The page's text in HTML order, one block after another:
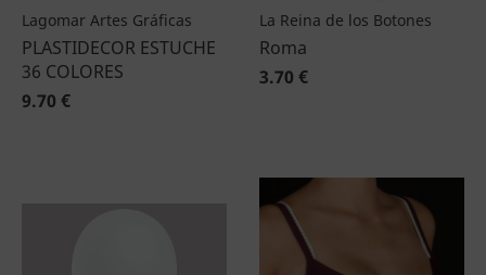
Lagomar Artes Gráficas
PLASTIDECOR ESTUCHE
36 COLORES
9.70 €
La Reina de los Botones
Roma
3.70 €